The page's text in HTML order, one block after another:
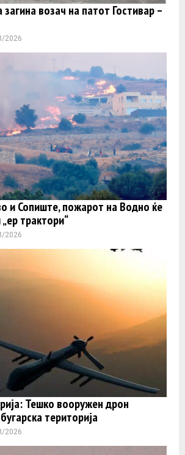
загина возач на патот Гостивар –
2026
и Сопиште, пожарот на Водно ќе
трактори“
2026
Тешко вооружен дрон
територија
2026